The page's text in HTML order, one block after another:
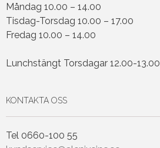
Måndag 10.00 – 14.00
Tisdag-Torsdag 10.00 – 17.00
Fredag 10.00 – 14.00
Lunchstängt Torsdagar 12.00-13.00
KONTAKTA OSS
Tel 0660-100 55